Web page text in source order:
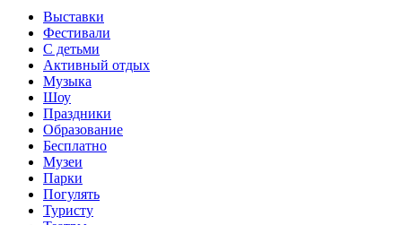
Выставки
Фестивали
С детьми
Активный отдых
Музыка
Шоу
Праздники
Образование
Бесплатно
Музеи
Парки
Погулять
Туристу